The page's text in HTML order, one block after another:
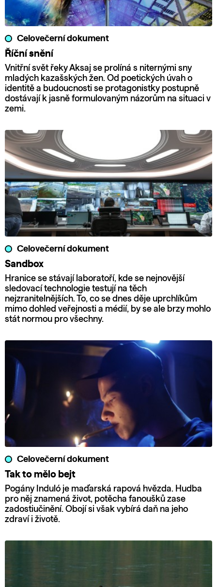
Celovečerní dokument
Říční snění
Vnitřní svět řeky Aksaj se prolíná s niternými sny
mladých kazašských žen. Od poetických úvah o
identitě a budoucnosti se protagonistky postupně
dostávají k jasně formulovaným názorům na situaci v
zemi.
Celovečerní dokument
Sandbox
Hranice se stávají laboratoří, kde se nejnovější
sledovací technologie testují na těch
nejzranitelnějších. To, co se dnes děje uprchlíkům
mimo dohled veřejnosti a médií, by se ale brzy mohlo
stát normou pro všechny.
Celovečerní dokument
Tak to mělo bejt
Pogány Induló je maďarská rapová hvězda. Hudba
pro něj znamená život, potěcha fanoušků zase
zadostiučinění. Obojí si však vybírá daň na jeho
zdraví i životě.